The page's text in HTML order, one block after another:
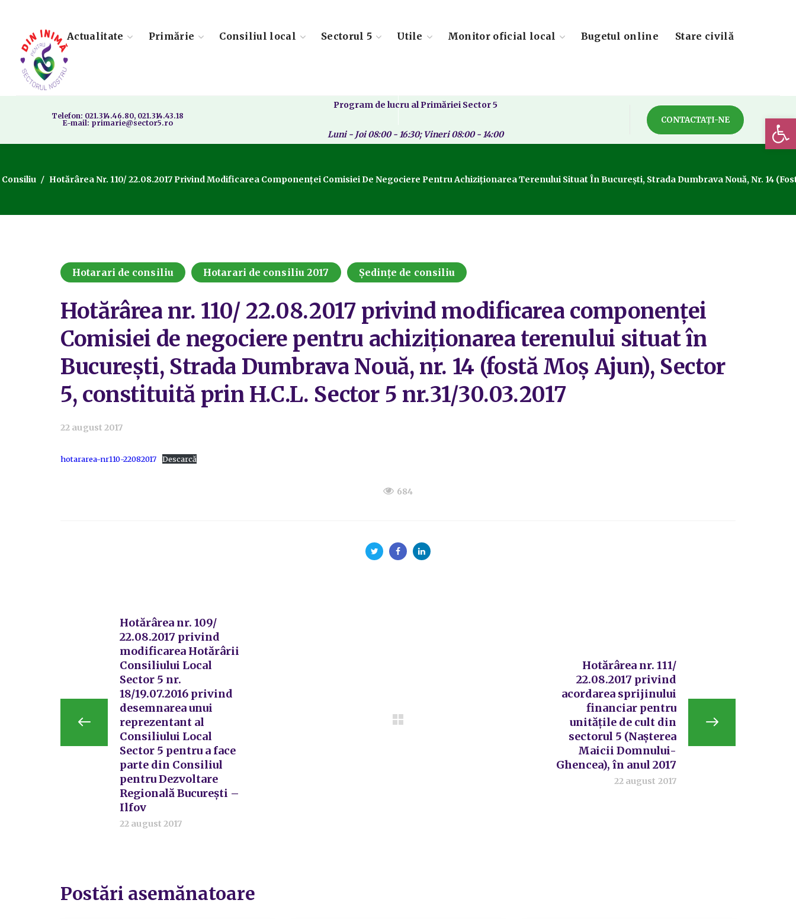
Actualitate Primărie Consiliul local Sectorul 5 Utile Monitor oficial local Bugetul online Stare civilă
Telefon: 021.314.46.80, 021.314.43.18
E-mail: primarie@sector5.ro
Program de lucru al Primăriei Sector 5
Luni - Joi 08:00 - 16:30; Vineri 08:00 - 14:00
CONTACTAȚI-NE
Hotărârea Nr. 110/ 22.08.2017 Privind Modificarea Componenței Comisiei De Negociere Pentru Achiziționarea Terenului Situat În București, Strada Dumbrava Nouă, Nr. 14
Hotarari de consiliu Hotarari de consiliu 2017 Ședințe de consiliu
Hotărârea nr. 110/ 22.08.2017 privind modificarea componenței
Comisiei de negociere pentru achiziționarea terenului situat în
București, Strada Dumbrava Nouă, nr. 14 (fostă Moș Ajun), Sector
5, constituită prin H.C.L. Sector 5 nr.31/30.03.2017
22 august 2017
hotararea-nr110-22082017 Descarcă
684
Hotărârea nr. 109/
22.08.2017 privind
modificarea Hotărârii
Consiliului Local
Sector 5 nr.
18/19.07.2016 privind
desemnarea unui
reprezentant al
Consiliului Local
Sector 5 pentru a face
parte din Consiliul
pentru Dezvoltare
Regională București –
Ilfov
22 august 2017
Hotărârea nr. 111/
22.08.2017 privind
acordarea sprijinului
financiar pentru
unitățile de cult din
sectorul 5 (Nașterea
Maicii Domnului-
Ghencea), în anul 2017
22 august 2017
Postări asemănatoare